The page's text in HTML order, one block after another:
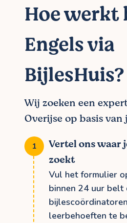
Hoe werkt
Engels via
BijlesHuis?
Wij zoeken een
Overijse op basis
Vertel ons waar
zoekt
Vul het formulier
binnen 24 uur belt
leerbehoeften te